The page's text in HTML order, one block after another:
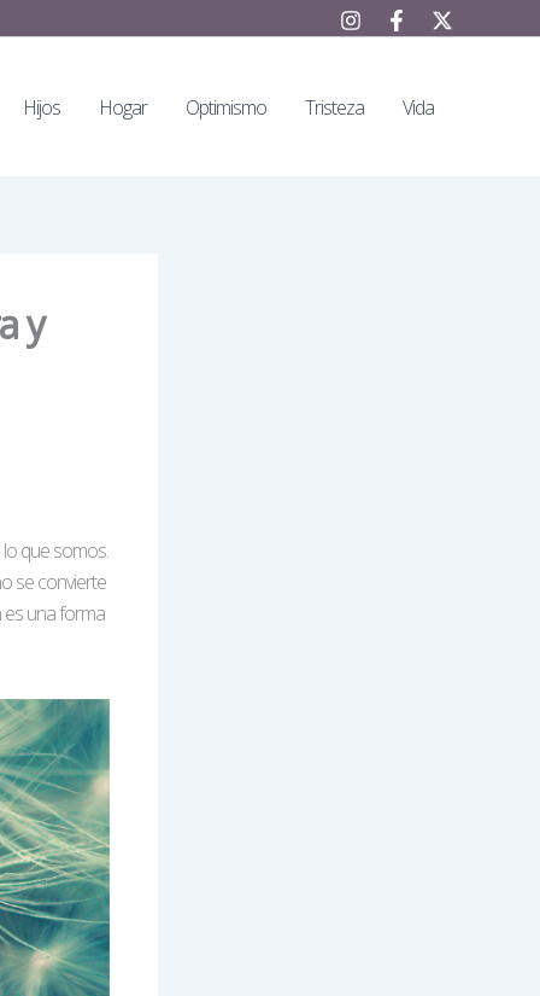
Hijos Hogar Optimismo Tristeza Vida
y
lo que somos.
se convierte
es una forma